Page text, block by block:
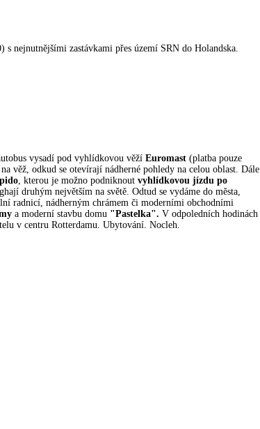
s nejnutnějšími zastávkami přes území SRN do Holandska.
vysadí pod vyhlídkovou věží Euromast (platba pouze
věž, odkud se otevírají nádherné pohledy na celou oblast. Dále
, kterou je možno podniknout vyhlídkovou jízdu po
druhým největším na světě. Odtud se vydáme do města,
radnicí, nádherným chrámem či moderními obchodními
a moderní stavbu domu "Pastelka". V odpoledních hodinách
v centru Rotterdamu. Ubytování. Nocleh.